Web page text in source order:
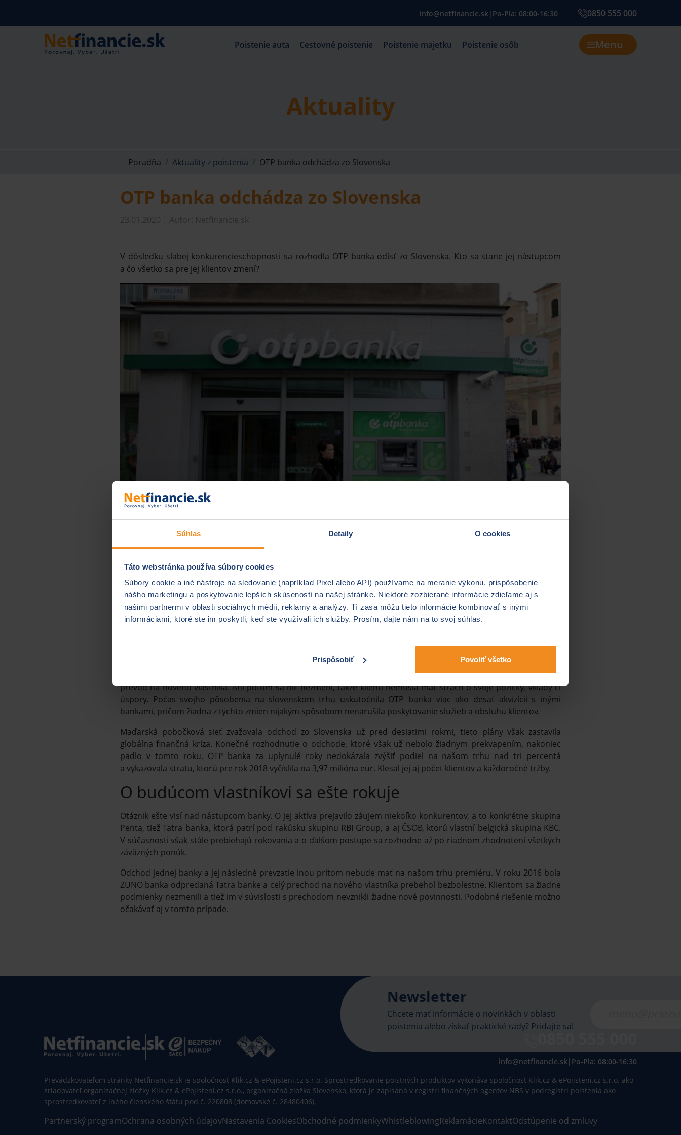
Súhlas Detaily O cookies
Táto webstránka používa súbory cookies
Súbory cookie a iné nástroje na sledovanie (napríklad Pixel alebo API) používame na meranie výkonu, prispôsobenie
nášho marketingu a poskytovanie lepších skúseností na našej stránke. Niektoré zozbierané informácie zdieľame aj s
našimi partnermi v oblasti sociálnych médií, reklamy a analýzy. Tí zasa môžu tieto informácie kombinovať s inými
informáciami, ktoré ste im poskytli, keď ste využívali ich služby. Prosím, dajte nám na to svoj súhlas.
Prispôsobiť Povoliť všetko
info@netfinancie.sk | Po-Pia: 08:00-16:30 0850 555 000
Poistenie auta Cestovné poistenie Poistenie majetku Poistenie osôb Menu
Aktuality
Poradňa Aktuality z poistenia OTP banka odchádza zo Slovenska
OTP banka odchádza zo Slovenska
23.01.2020 | Autor: Netfinancie.sk
V dôsledku slabej konkurencieschopnosti sa rozhodla OTP banka odísť zo Slovenska. Kto sa stane jej nástupcom
a čo všetko sa pre jej klientov zmení?
Už dlhšie sa špekulovalo o tom, že maďarská OTP banka chce opustiť náš trh. Tieto dohady nakoniec potvrdil
Sándor Csányi, predseda Predstavenstva OTP, na tlačovej konferencii v Slovinsku. Hlavným dôvodom tohto
rozhodnutia je jej neúspešná snaha o zvýšenie trhového podielu a dlhodobá nízka konkurencieschopnosť. Banka
OTP banka naďalej poskytuje svoje služby v plnohodnotnom rozsahu a bude tak pokračovať až kým sa neukončí
prevod na nového vlastníka. Ani potom sa nič nezmení, takže klienti nemusia mať strach o svoje pôžičky, vklady či
úspory. Počas svojho pôsobenia na slovenskom trhu uskutočnila OTP banka viac ako desať akvizícii s inými
bankami, pričom žiadna z týchto zmien nijakým spôsobom nenarušila poskytovanie služieb a obsluhu klientov.
Maďarská pobočková sieť zvažovala odchod zo Slovenska už pred desiatimi rokmi, tieto plány však zastavila
globálna finančná kríza. Konečné rozhodnutie o odchode, ktoré však už nebolo žiadnym prekvapením, nakoniec
padlo v tomto roku. OTP banka za uplynulé roky nedokázala zvýšiť podiel na našom trhu nad tri percentá
a vykazovala stratu, ktorú pre rok 2018 vyčíslila na 3,97 milióna eur. Klesal jej aj počet klientov a každoročné tržby.
O budúcom vlastníkovi sa ešte rokuje
Otáznik ešte visí nad nástupcom banky. O jej aktíva prejavilo záujem niekoľko konkurentov, a to konkrétne skupina
Penta, tiež Tatra banka, ktorá patrí pod rakúsku skupinu RBI Group, a aj ČSOB, ktorú vlastní belgická skupina KBC.
V súčasnosti však stále prebiehajú rokovania a o ďalšom postupe sa rozhodne až po riadnom zhodnotení všetkých
záväzných ponúk.
Odchod jednej banky a jej následné prevzatie inou pritom nebude mať na našom trhu premiéru. V roku 2016 bola
ZUNO banka odpredaná Tatra banke a celý prechod na nového vlastníka prebehol bezbolestne. Klientom sa žiadne
podmienky nezmenili a tiež im v súvislosti s prechodom nevznikli žiadne nové povinnosti. Podobné riešenie možno
očakávať aj v tomto prípade.
Newsletter
Chcete mať informácie o novinkách v oblasti
poistenia alebo získať praktické rady? Pridajte sa!
0850 555 000
info@netfinancie.sk| Po-Pia: 08:00-16:30
Prevádzkovateľom stránky Netfinancie.sk je spoločnosť Klik.cz & ePojisteni.cz s.r.o. Sprostredkovanie poistných produktov vykonáva spoločnosť Klik.cz & ePojisteni.cz s.r.o. ako
zriaďovateľ organizačnej zložky Klik.cz & ePojisteni.cz s.r.o., organizačná zložka Slovensko, ktorá je zapísaná v registri finančných agentov NBS v podregistri poistenia ako
sprostredkovateľ z iného členského štátu pod č. 220808 (domovské č. 28480406).
Partnerský programOchrana osobných údajovNastavenia CookiesObchodné podmienkyWhistleblowingReklamácieKontaktOdstúpenie od zmluvy